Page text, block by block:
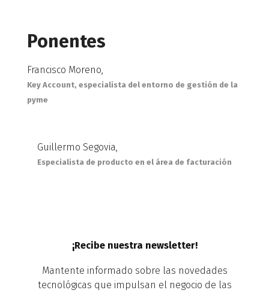
Ponentes
Francisco Moreno,
Key Account, especialista del entorno de gestión de la
pyme
Guillermo Segovia,
Especialista de producto en el área de facturación
¡Recibe nuestra newsletter!
Mantente informado sobre las novedades
tecnológicas que impulsan el negocio de las